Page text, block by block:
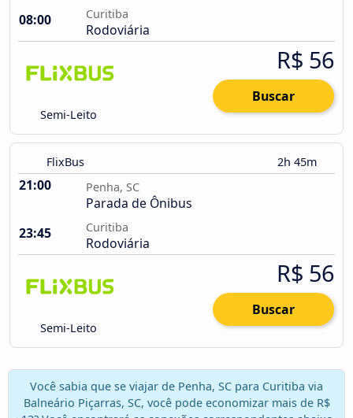
08:00
Curitiba
Rodoviária
Semi-Leito
R$ 56
Buscar
FlixBus 2h 45m
21:00 Penha, SC
Parada de Ônibus
23:45
Curitiba
Rodoviária
Semi-Leito
R$ 56
Buscar
Você sabia que se viajar de Penha, SC para Curitiba via
Balneário Piçarras, SC, você pode economizar mais de R$